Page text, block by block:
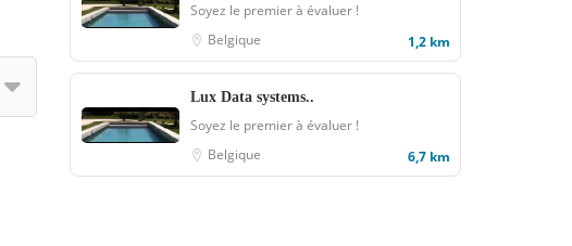
Soyez le premier à évaluer !
Belgique
1,2 km
Lux Data systems..
Soyez le premier à évaluer !
Belgique
6,7 km